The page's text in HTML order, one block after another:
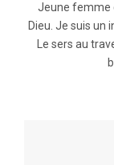
Jeune femme
Dieu. Je suis un
Le sers au